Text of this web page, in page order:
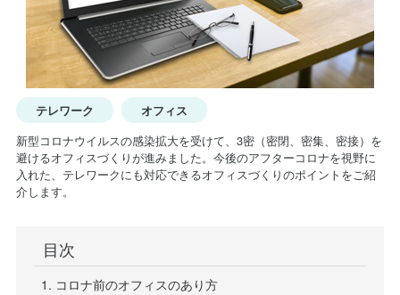
テレワーク
オフィス
新型コロナウイルスの感染拡大を受けて、3密（密閉、密集、密接）を
避けるオフィスづくりが進みました。今後のアフターコロナを視野に
入れた、テレワークにも対応できるオフィスづくりのポイントをご紹
介します。
目次
コロナ前のオフィスのあり方